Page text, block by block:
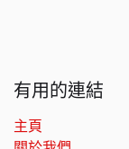
有用的連結
主頁